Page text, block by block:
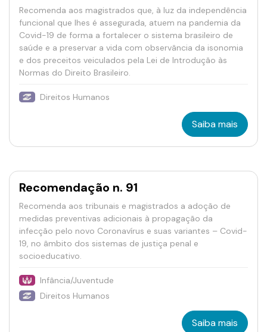
Recomenda aos magistrados que, à luz da independência
funcional que lhes é assegurada, atuem na pandemia da
Covid-19 de forma a fortalecer o sistema brasileiro de
saúde e a preservar a vida com observância da isonomia
e dos preceitos veiculados pela Lei de Introdução às
Normas do Direito Brasileiro.
Direitos Humanos
Saiba mais
Recomendação n. 91
Recomenda aos tribunais e magistrados a adoção de
medidas preventivas adicionais à propagação da
infecção pelo novo Coronavírus e suas variantes – Covid-
19, no âmbito dos sistemas de justiça penal e
socioeducativo.
Infância/Juventude
Direitos Humanos
Saiba mais